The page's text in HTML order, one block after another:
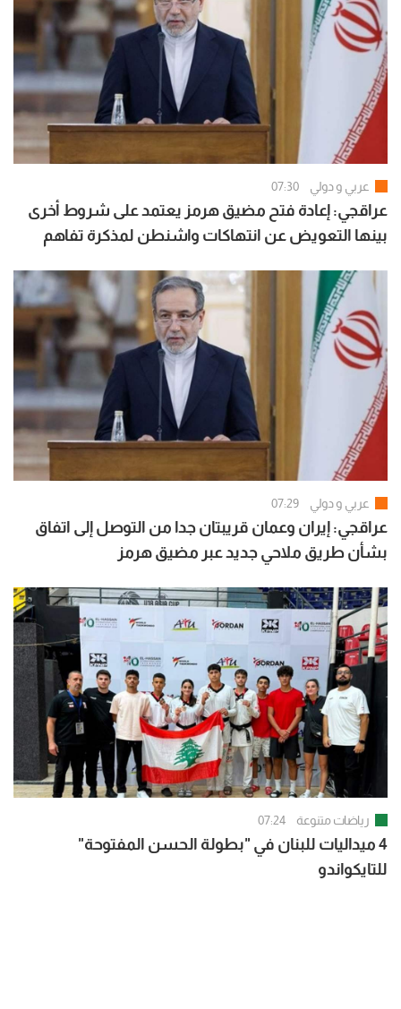
عربي و دولي 07:30
عراقجي: إعادة فتح مضيق هرمز يعتمد على شروط أخرى
بينها التعويض عن انتهاكات واشنطن لمذكرة تفاهم
عربي و دولي 07:29
عراقجي: إيران وعمان قريبتان جدا من التوصل إلى اتفاق
بشأن طريق ملاحي جديد عبر مضيق هرمز
رياضات متنوعة 07:24
4 ميداليات للبنان في "بطولة الحسن المفتوحة"
للتايكواندو